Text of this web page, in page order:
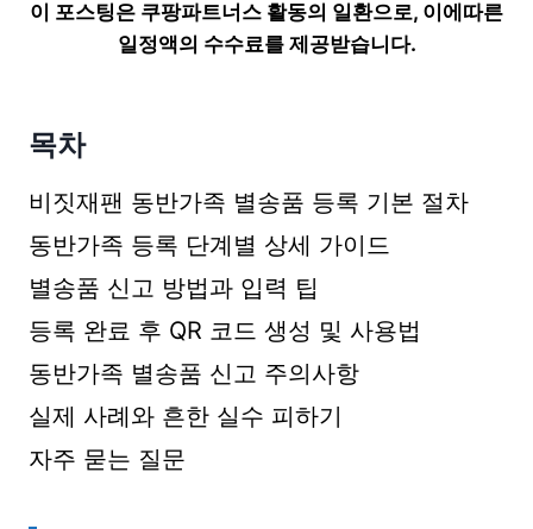
이 포스팅은 쿠팡파트너스 활동의 일환으로, 이에따른
일정액의 수수료를 제공받습니다.
목차
비짓재팬 동반가족 별송품 등록 기본 절차
동반가족 등록 단계별 상세 가이드
별송품 신고 방법과 입력 팁
등록 완료 후 QR 코드 생성 및 사용법
동반가족 별송품 신고 주의사항
실제 사례와 흔한 실수 피하기
자주 묻는 질문